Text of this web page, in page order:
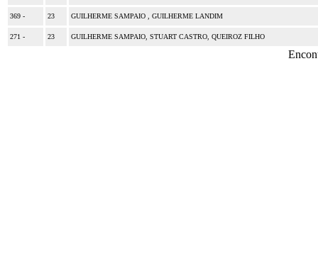
369 - 23 GUILHERME SAMPAIO , GUILHERME LANDIM
271 - 23 GUILHERME SAMPAIO, STUART CASTRO, QUEIROZ FILHO